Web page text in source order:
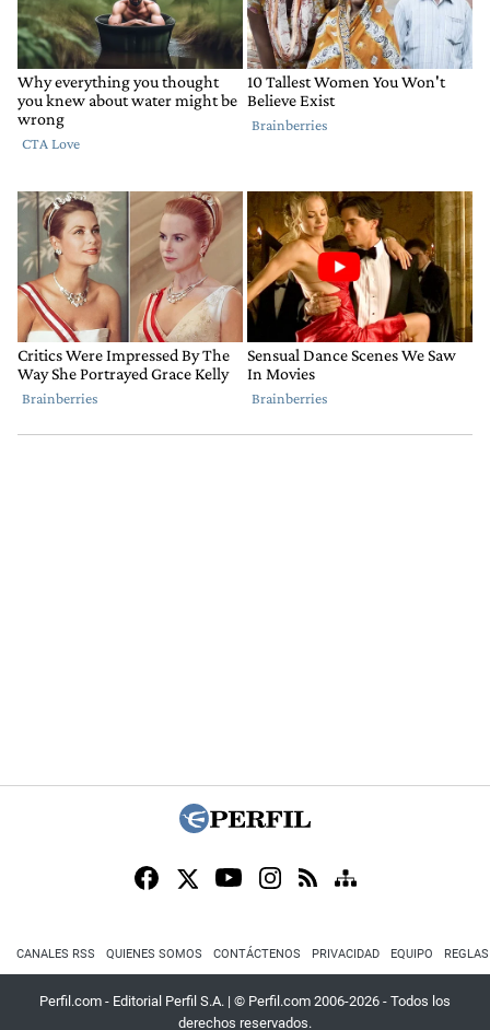
CANALES RSS QUIENES SOMOS CONTÁCTENOS PRIVACIDAD EQUIPO
Perfil.com - Editorial Perfil S.A. | © Perfil.com 2006-2026 - Todos los
derechos reservados.